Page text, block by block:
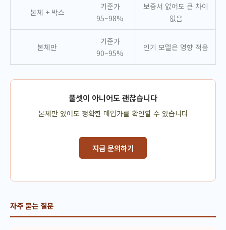
본체 + 박스
기준가
95~98%
보증서 없어도 큰 차이
없음
본체만
기준가
90~95%
인기 모델은 영향 적음
풀셋이 아니어도 괜찮습니다
본체만 있어도 정확한 매입가를 확인할 수 있습니다
지금 문의하기
자주 묻는 질문